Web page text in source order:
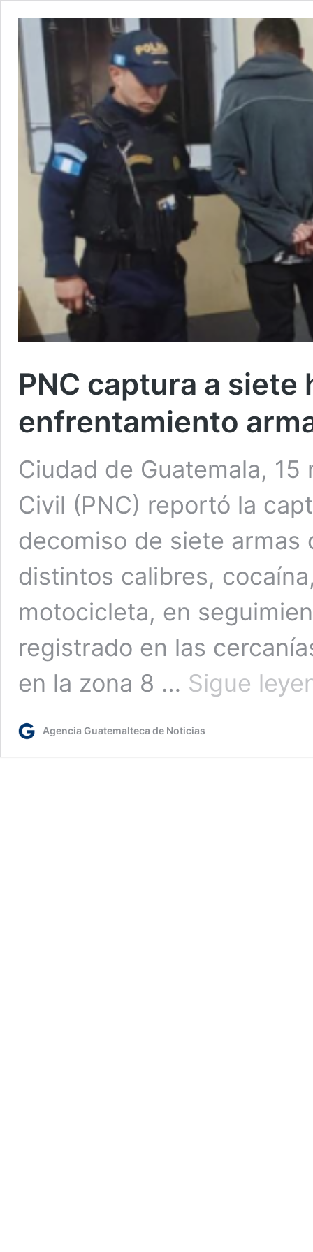
PNC captura a siete
enfrentamiento
Ciudad de Guatemala,
Civil (PNC) reportó la
decomiso de siete
distintos calibres,
motocicleta, en
registrado en las
en la zona 8 … Sigue
Agencia Guatemalteca de Noticias